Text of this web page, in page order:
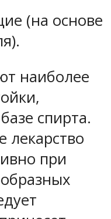
(на основе
наиболее
спирта.
лекарство
при